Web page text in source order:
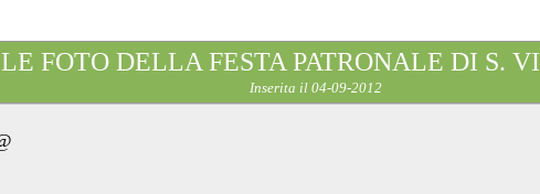
LE FOTO DELLA FESTA PATRONALE DI S.
Inserita il 04-09-2012